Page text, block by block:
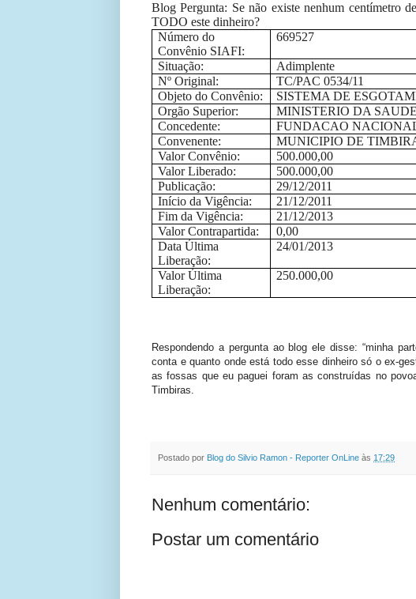
Blog Pergunta: Se não existe nenhum centímetro
TODO este dinheiro?
Número do
Convênio SIAFI:
669527
Situação:
Adimplente
Nº Original:
TC/PAC 0534/11
Objeto do Convênio:
SISTEMA DE
Orgão Superior:
MINISTERIO DA SAUDE
Concedente:
FUNDACAO
Convenente:
MUNICIPIO DE
Valor Convênio:
500.000,00
Valor Liberado:
500.000,00
Publicação:
29/12/2011
Início da Vigência:
21/12/2011
Fim da Vigência:
21/12/2013
Valor Contrapartida:
0,00
Data Última
Liberação:
24/01/2013
Valor Última
Liberação:
250.000,00
Respondendo a pergunta ao blog ele disse: “minha
conta e quanto onde está todo esse dinheiro só o ex-
as fossas que eu paguei foram as construídas no
Timbiras.
Postado por Blog do Silvio Ramon - Reporter OnLine às 17:29
Nenhum comentário:
Postar um comentário